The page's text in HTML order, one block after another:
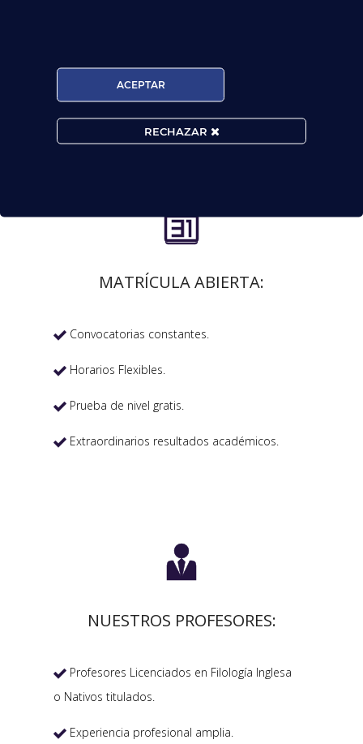

MATRÍCULA ABIERTA:
 Convocatorias constantes.
 Horarios Flexibles.
 Prueba de nivel gratis.
 Extraordinarios resultados académicos.

NUESTROS PROFESORES:
 Profesores Licenciados en Filología Inglesa
o Nativos titulados.
 Experiencia profesional amplia.
ACEPTAR
RECHAZAR